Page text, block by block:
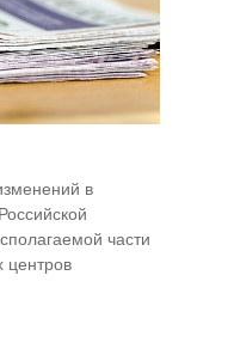
в
части
центров